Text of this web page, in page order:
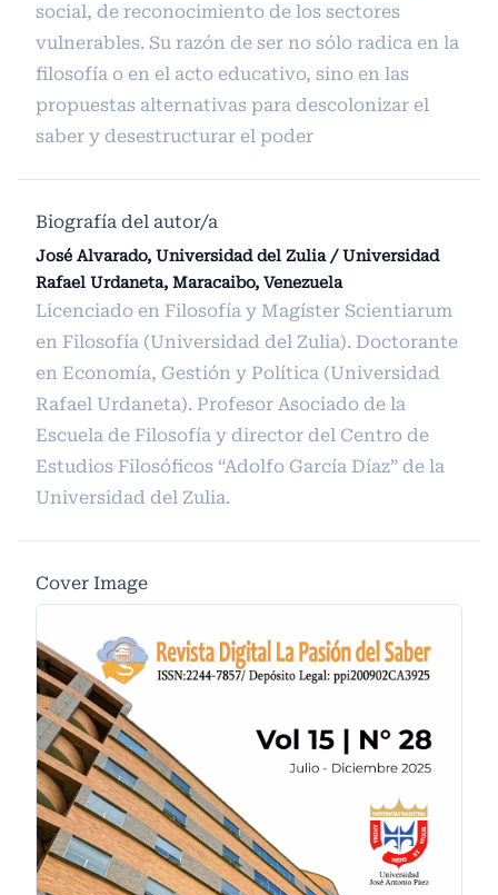
social, de reconocimiento de los sectores
vulnerables. Su razón de ser no sólo radica en la
filosofía o en el acto educativo, sino en las
propuestas alternativas para descolonizar el
saber y desestructurar el poder
Biografía del autor/a
José Alvarado, Universidad del Zulia / Universidad
Rafael Urdaneta, Maracaibo, Venezuela
Licenciado en Filosofía y Magíster Scientiarum
en Filosofía (Universidad del Zulia). Doctorante
en Economía, Gestión y Política (Universidad
Rafael Urdaneta). Profesor Asociado de la
Escuela de Filosofía y director del Centro de
Estudios Filosóficos “Adolfo García Díaz” de la
Universidad del Zulia.
Cover Image